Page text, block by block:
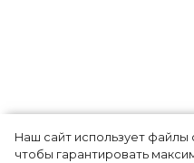
Наш сайт использует
чтобы гарантировать
Показы для души: